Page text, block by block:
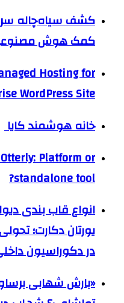
کشف سیاه‌چاله
کمک هوش
Hosting for
WordPress Site
خانه هوشمند کایا
Platform or
standalone tool?
انواع قاب بندی
یورتان دکارت؛
در دکوراسیون
«بارش شهابی